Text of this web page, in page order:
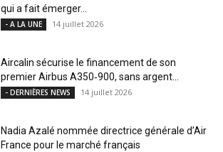
qui a fait émerger...
- A LA UNE 14 juillet 2026
Aircalin sécurise le financement de son
premier Airbus A350‑900, sans argent...
- DERNIÈRES NEWS 14 juillet 2026
Nadia Azalé nommée directrice générale d’Air
France pour le marché français